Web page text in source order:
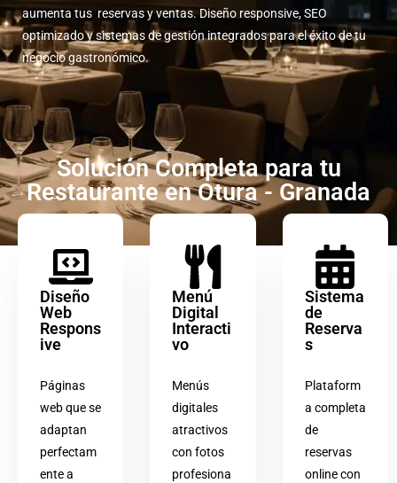
aumenta tus reservas y ventas. Diseño responsive, SEO
optimizado y sistemas de gestión integrados para el éxito de tu
negocio gastronómico.
Solución Completa para tu
Restaurante en Otura - Granada
Diseño
Web
Respons
ive
Páginas
web que se
adaptan
perfectam
ente a
Menú
Digital
Interacti
vo
Menús
digitales
atractivos
con fotos
profesiona
Sistema
de
Reserva
s
Plataform
a completa
de
reservas
online con